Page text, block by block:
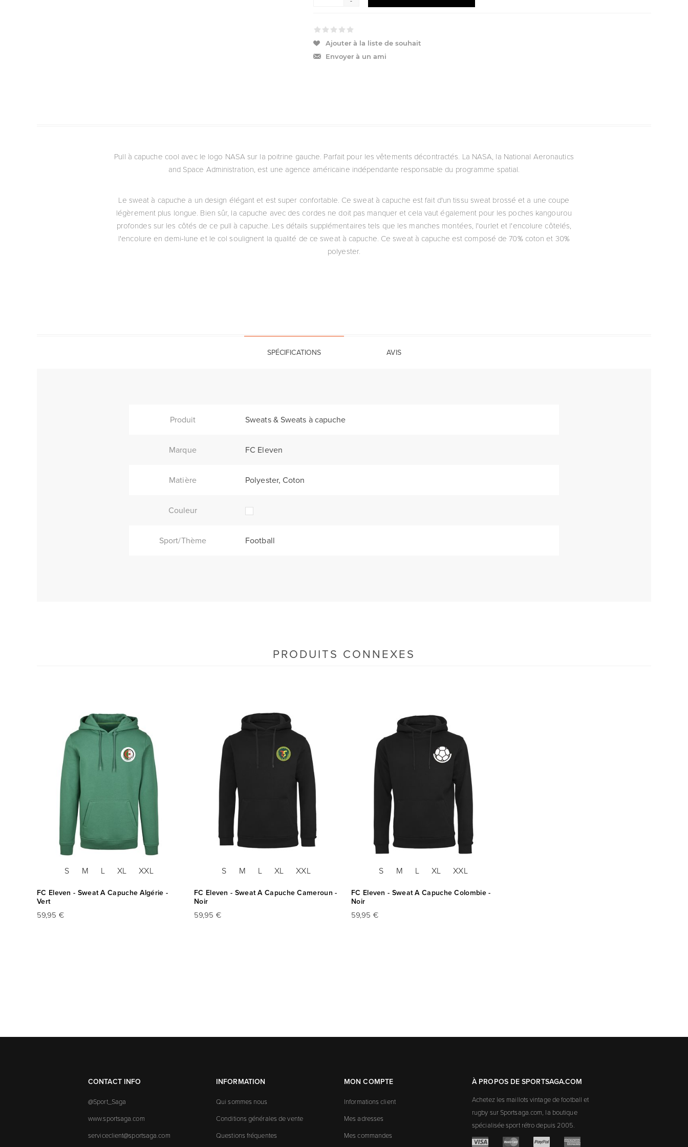
Ajouter à la liste de souhait
Envoyer à un ami
Pull à capuche cool avec le logo NASA sur la poitrine gauche. Parfait pour les vêtements décontractés. La NASA, la National Aeronautics
and Space Administration, est une agence américaine indépendante responsable du programme spatial.
Le sweat à capuche a un design élégant et est super confortable. Ce sweat à capuche est fait d'un tissu sweat brossé et a une coupe
légèrement plus longue. Bien sûr, la capuche avec des cordes ne doit pas manquer et cela vaut également pour les poches kangourou
profondes sur les côtés de ce pull à capuche. Les détails supplémentaires tels que les manches montées, l'ourlet et l'encolure côtelés,
l'encolure en demi-lune et le col soulignent la qualité de ce sweat à capuche. Ce sweat à capuche est composé de 70% coton et 30%
polyester.
SPÉCIFICATIONS AVIS
Produit Sweats & Sweats à capuche
Marque FC Eleven
Matière Polyester, Coton
Couleur
Sport/Thème Football
PRODUITS CONNEXES
S M L XL XXL
FC Eleven - Sweat A Capuche Algérie -
Vert
59,95 €
S M L XL XXL
FC Eleven - Sweat A Capuche Cameroun -
Noir
59,95 €
S M L XL XXL
FC Eleven - Sweat A Capuche Colombie -
Noir
59,95 €
CONTACT INFO
@Sport_Saga
www.sportsaga.com
serviceclient@sportsaga.com
INFORMATION
Qui sommes nous
Conditions générales de vente
Questions fréquentes
MON COMPTE
Informations client
Mes adresses
Mes commandes
À PROPOS DE SPORTSAGA.COM
Achetez les maillots vintage de football et
rugby sur Sportsaga.com, la boutique
spécialisée sport rétro depuis 2005.